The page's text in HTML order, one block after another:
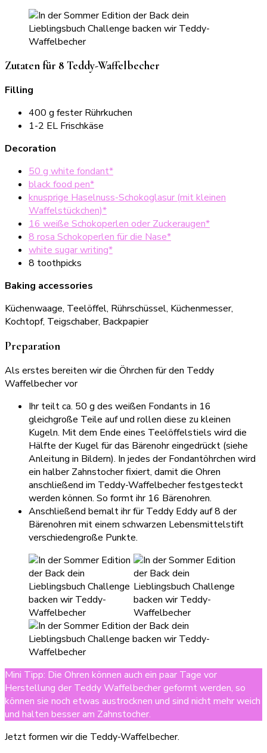
Zutaten für 8 Teddy-Waffelbecher
Filling
400 g fester Rührkuchen
1-2 EL Frischkäse
Decoration
50 g white fondant*
black food pen*
knusprige Haselnuss-Schokoglasur (mit kleinen
Waffelstückchen)*
16 weiße Schokoperlen oder Zuckeraugen*
8 rosa Schokoperlen für die Nase*
white sugar writing*
8 toothpicks
Baking accessories
Küchenwaage, Teelöffel, Rührschüssel, Küchenmesser,
Kochtopf, Teigschaber, Backpapier
Preparation
Als erstes bereiten wir die Öhrchen für den Teddy
Waffelbecher vor
Ihr teilt ca. 50 g des weißen Fondants in 16
gleichgroße Teile auf und rollen diese zu kleinen
Kugeln. Mit dem Ende eines Teelöffelstiels wird die
Hälfte der Kugel für das Bärenohr eingedrückt (siehe
Anleitung in Bildern). In jedes der Fondantöhrchen wird
ein halber Zahnstocher fixiert, damit die Ohren
anschließend im Teddy-Waffelbecher festgesteckt
werden können. So formt ihr 16 Bärenohren.
Anschließend bemalt ihr für Teddy Eddy auf 8 der
Bärenohren mit einem schwarzen Lebensmittelstift
verschiedengroße Punkte.
Mini Tipp: Die Ohren können auch ein paar Tage vor
Herstellung der Teddy Waffelbecher geformt werden, so
können sie noch etwas austrocknen und sind nicht mehr weich
und halten besser am Zahnstocher.
Jetzt formen wir die Teddy-Waffelbecher.